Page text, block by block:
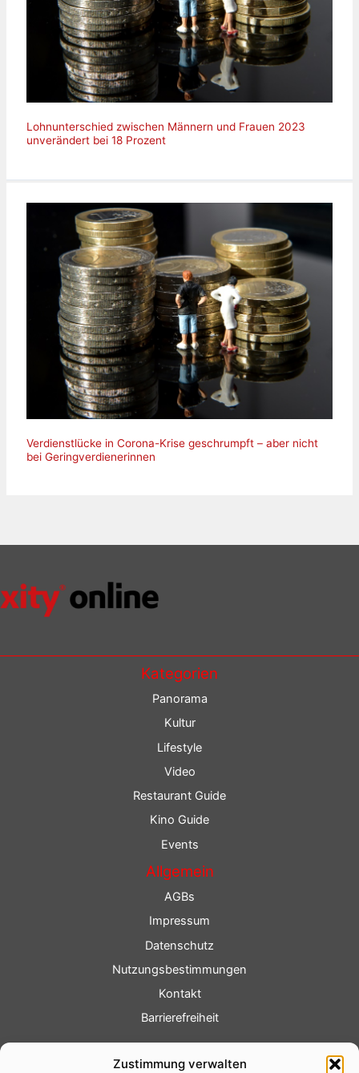
Zustimmung verwalten
Lohnunterschied zwischen Männern und Frauen 2023
unverändert bei 18 Prozent
Verdienstlücke in Corona-Krise geschrumpft – aber nicht
bei Geringverdienerinnen
Kategorien
Panorama
Kultur
Lifestyle
Video
Restaurant Guide
Kino Guide
Events
Allgemein
AGBs
Impressum
Datenschutz
Nutzungsbestimmungen
Kontakt
Barrierefreiheit